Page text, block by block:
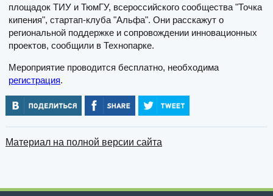
площадок ТИУ и ТюмГУ, всероссийского сообщества "Точка
кипения", стартап-клуба "Альфа". Они расскажут о
региональной поддержке и сопровождении инновационных
проектов, сообщили в Технопарке.
Мероприятие проводится бесплатно, необходима
регистрация.
Материал на полной версии сайта